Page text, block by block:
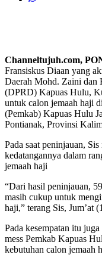
Channeltujuh.com,
Fransiskus Diaan yang
Daerah Mohd. Zaini dan
(DPRD) Kapuas Hulu,
untuk calon jemaah haji
(Pemkab) Kapuas Hulu
Pontianak, Provinsi
Pada saat peninjauan,
kedatangannya dalam
jemaah haji
“Dari hasil peninjauan,
masih cukup untuk
haji,” terang Sis, Jum’at
Pada kesempatan itu
mess Pemkab Kapuas
kebutuhan calon jemaah